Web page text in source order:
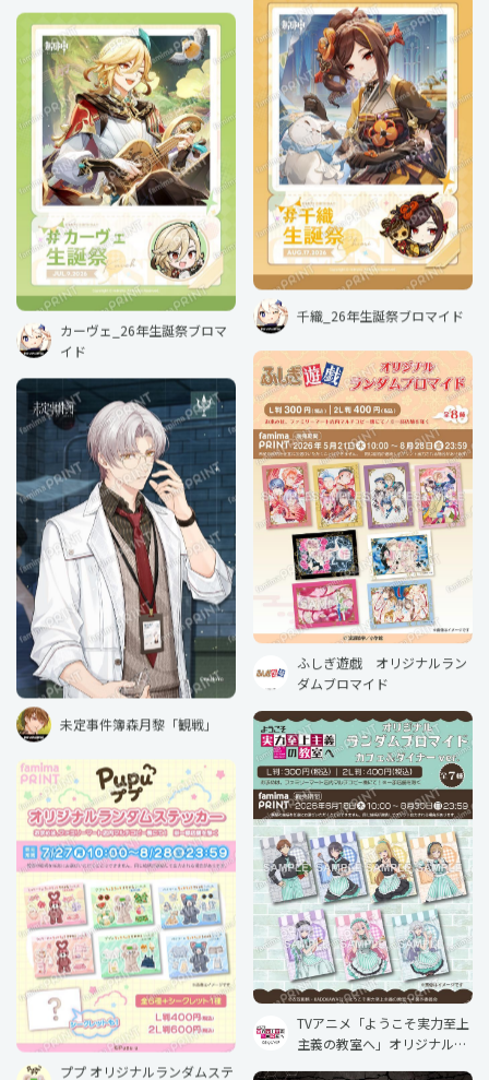
千織_26年生誕祭ブロマイド
カーヴェ_26年生誕祭ブロマ
イド
ふしぎ遊戯 オリジナルラン
ダムブロマイド
未定事件簿森月黎「観戦」
TVアニメ「ようこそ実力至上
主義の教室へ」オリジナルラ
ププ オリジナルランダムステ